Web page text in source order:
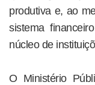
produtiva e, ao
sistema
núcleo de
O Ministério